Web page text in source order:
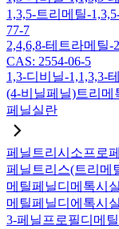
1,3,5-트리메틸-
77-7
2,4,6,8-테트라메틸
CAS: 2554-06-5
1,3-디비닐-1,1,3,3-
(4-비닐페닐)트리메
페닐실란
페닐트리시소프로
페닐트리스(트리메
메틸페닐디메톡시
메틸페닐디에톡시
3-페닐프로필디메